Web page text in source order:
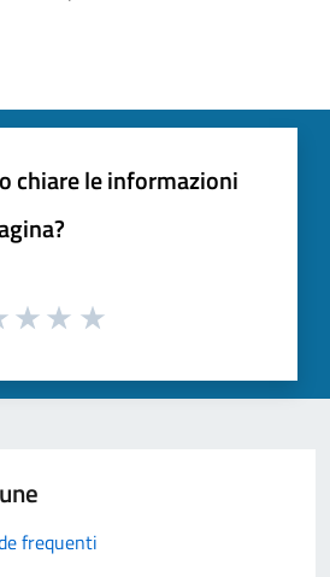
chiare le informazioni
frequenti